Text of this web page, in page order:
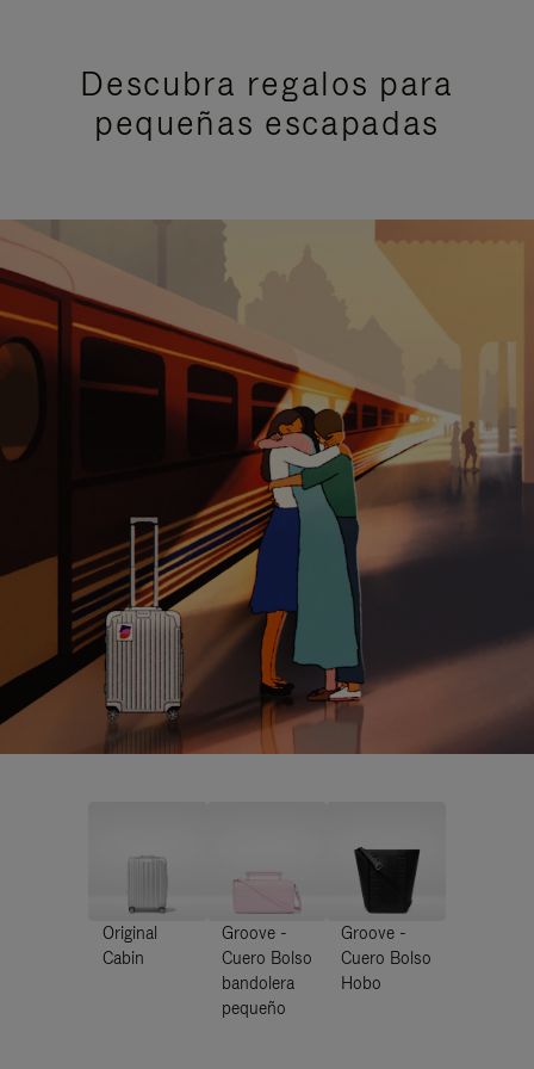
Descubra regalos para
pequeñas escapadas
Original
Cabin
Groove -
Cuero Bolso
bandolera
pequeño
Groove -
Cuero Bolso
Hobo